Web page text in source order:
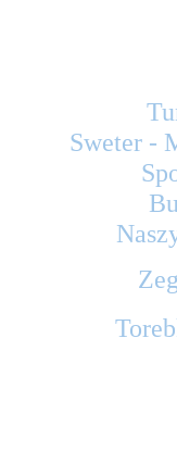
Sweter -